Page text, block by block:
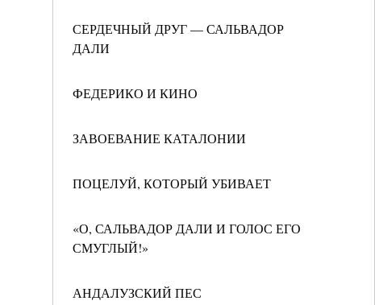
СЕРДЕЧНЫЙ ДРУГ — САЛЬВАДОР
ДАЛИ
ФЕДЕРИКО И КИНО
ЗАВОЕВАНИЕ КАТАЛОНИИ
ПОЦЕЛУЙ, КОТОРЫЙ УБИВАЕТ
«О, САЛЬВАДОР ДАЛИ И ГОЛОС ЕГО
СМУГЛЫЙ!»
АНДАЛУЗСКИЙ ПЕС